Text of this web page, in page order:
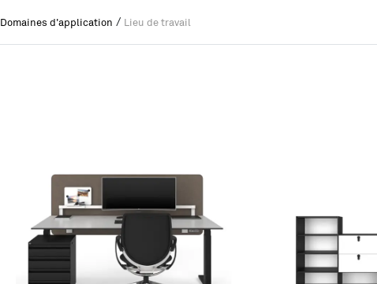
Domaines d'application / Lieu de travail